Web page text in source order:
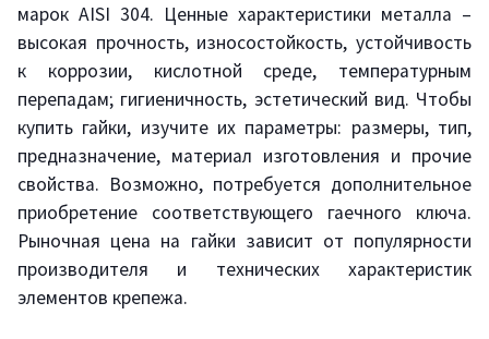
марок AISI 304. Ценные характеристики металла –
высокая прочность, износостойкость, устойчивость
к коррозии, кислотной среде, температурным
перепадам; гигиеничность, эстетический вид. Чтобы
купить гайки, изучите их параметры: размеры, тип,
предназначение, материал изготовления и прочие
свойства. Возможно, потребуется дополнительное
приобретение соответствующего гаечного ключа.
Рыночная цена на гайки зависит от популярности
производителя и технических характеристик
элементов крепежа.